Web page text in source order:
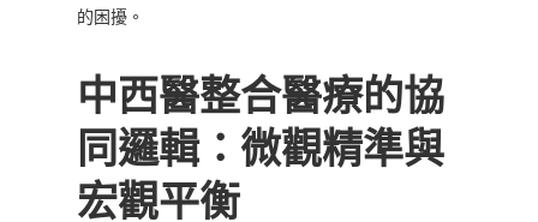
的困擾。
中西醫整合醫療的協
同邏輯：微觀精準與
宏觀平衡